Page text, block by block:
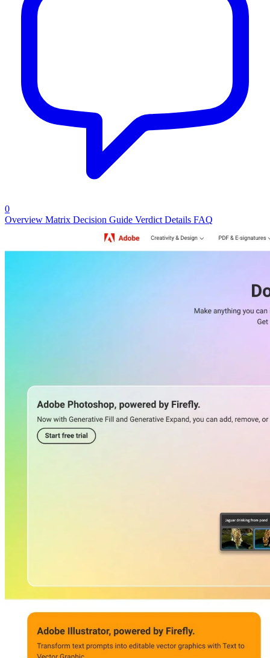
0
Overview Matrix Decision Guide Verdict Details FAQ